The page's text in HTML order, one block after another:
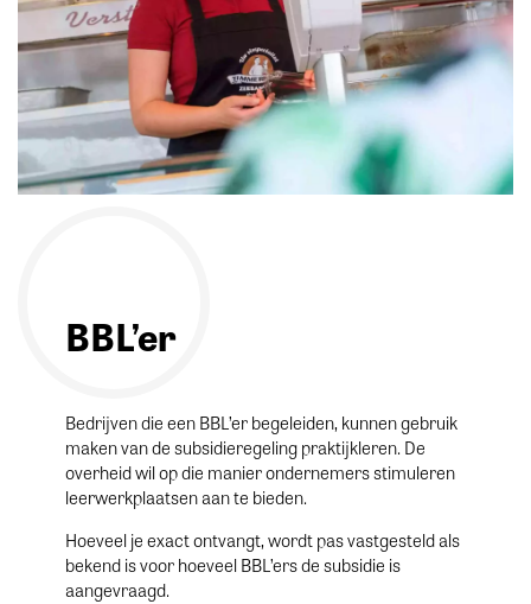
BBL’er
Bedrijven die een BBL’er begeleiden, kunnen gebruik
maken van de subsidieregeling praktijkleren. De
overheid wil op die manier ondernemers stimuleren
leerwerkplaatsen aan te bieden.
Hoeveel je exact ontvangt, wordt pas vastgesteld als
bekend is voor hoeveel BBL’ers de subsidie is
aangevraagd.